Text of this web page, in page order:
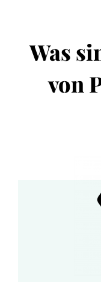
Was
von